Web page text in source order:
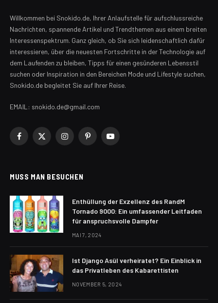
Willkommen bei Snokido.de, Ihrer Anlaufstelle für aufschlussreiche
Nachrichten, spannende Artikel und Trendthemen aus einem breiten
Interessenspektrum. Ganz gleich, ob Sie sich leidenschaftlich dafür
interessieren, über die neuesten Fortschritte in der Technologie auf
dem Laufenden zu bleiben, Tipps für einen gesünderen Lebensstil
suchen oder Inspiration in den Bereichen Mode und Lifestyle suchen,
Snokido.de begleitet Sie auf Ihrer Reise.
EMAIL: snokido.de@gmail.com
Facebook
X
InstagramPinterestYouTube
MUSS MAN BESUCHEN
Enthüllung der Exzellenz des RandM
Tornado 9000: Ein umfassender Leitfaden
für anspruchsvolle Dampfer
MAI 7, 2024
Ist Django Asül verheiratet? Ein Einblick in
das Privatleben des Kabarettisten
NOVEMBER 5, 2024